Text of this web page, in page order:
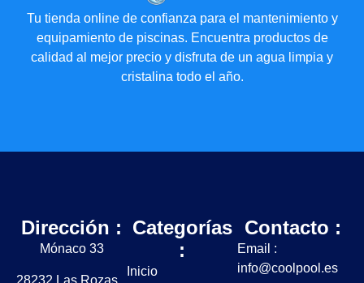
Tu tienda online de confianza para el mantenimiento y
equipamiento de piscinas. Encuentra productos de
calidad al mejor precio y disfruta de un agua limpia y
cristalina todo el año.
Dirección :
Mónaco 33
28232 Las Rozas
Categorías
:
Inicio
Contacto :
Email :
info@coolpool.es